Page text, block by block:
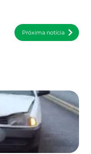
Próxima notícia